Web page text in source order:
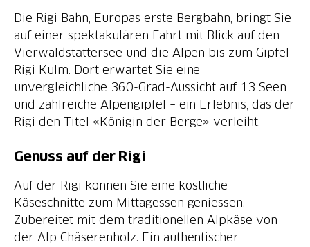
Die Rigi Bahn, Europas erste Bergbahn, bringt Sie
auf einer spektakulären Fahrt mit Blick auf den
Vierwaldstättersee und die Alpen bis zum Gipfel
Rigi Kulm. Dort erwartet Sie eine
unvergleichliche 360-Grad-Aussicht auf 13 Seen
und zahlreiche Alpengipfel – ein Erlebnis, das der
Rigi den Titel «Königin der Berge» verleiht.
Genuss auf der Rigi
Auf der Rigi können Sie eine köstliche
Käseschnitte zum Mittagessen geniessen.
Zubereitet mit dem traditionellen Alpkäse von
der Alp Chäserenholz. Ein authentischer